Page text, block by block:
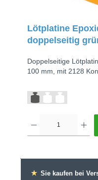
★ Sie kaufen bei
Lötplatine
doppelseitig
Doppelseitige
100 mm, mit 2128